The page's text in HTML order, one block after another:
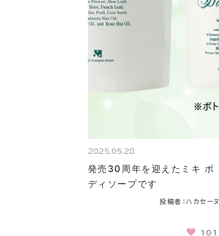
2025.05.28
発売30周年を迎えたミキ ボ
ディソープです
投稿者：ハカセーヌ
101